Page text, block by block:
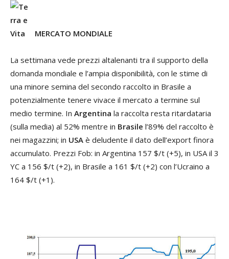
MERCATO MONDIALE
La settimana vede prezzi altalenanti tra il supporto della
domanda mondiale e l’ampia disponibilità, con le stime di
una minore semina del secondo raccolto in Brasile a
potenzialmente tenere vivace il mercato a termine sul
medio termine. In Argentina la raccolta resta ritardataria
(sulla media) al 52% mentre in Brasile l’89% del raccolto è
nei magazzini; in USA è deludente il dato dell’export finora
accumulato. Prezzi Fob: in Argentina 157 $/t (+5), in USA il 3
YC a 156 $/t (+2), in Brasile a 161 $/t (+2) con l’Ucraino a
164 $/t (+1).